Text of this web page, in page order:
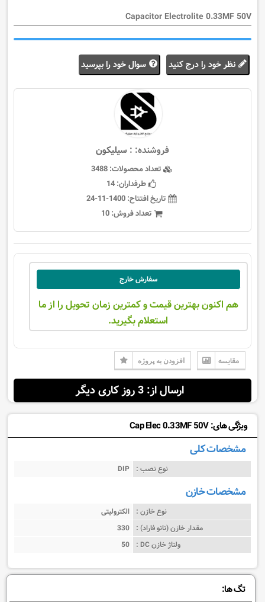
Capacitor Electrolite 0.33MF 50V
نظر خود را درج کنید سوال خود را بپرسید
فروشنده: : سيليكون
تعداد محصولات:3488
طرفداران:14
تاریخ افتتاح:1400-11-24
تعداد فروش:10
سفارش خارج
هم اکنون بهترین قیمت و کمترین زمان تحویل را از ما
استعلام بگیرید.
مقایسه افزودن به پروژه
ارسال از: 3 روز کاری دیگر
ویژگی های: Cap Elec 0.33MF 50V
مشخصات کلی
نوع نصب : DIP
مشخصات خازن
نوع خازن : الکترولیتی
مقدار خازن (نانو فاراد) : 330
ولتاژ خازن DC :
50
تگ ها: